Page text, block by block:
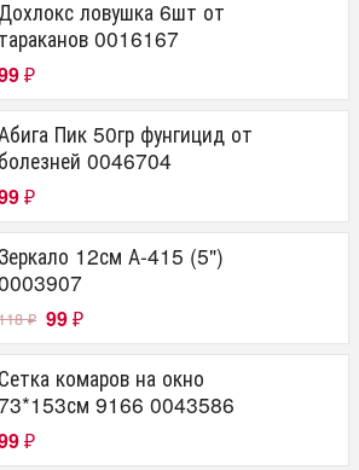
Дохлокс ловушка 6шт от
тараканов 0016167
₽
Пик 50гр фунгицид от
болезней 0046704
₽
Зеркало 12см А-415 (5")
₽ 99 ₽
Сетка комаров на окно
9166 0043586
₽